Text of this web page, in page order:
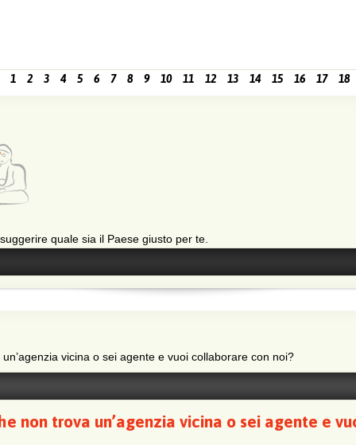
1 2 3 4 5 6 7 8 9 10 11 12 13 14 15 16 17 18
quale sia il Paese giusto per te.
vicina o sei agente e vuoi collaborare con noi?
non trova un’agenzia vicina o sei agente e